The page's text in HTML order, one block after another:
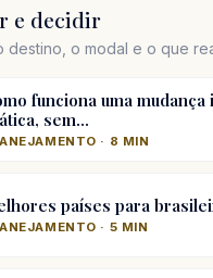
e decidir
destino, o modal e o que
funciona uma
sem…
· 8 MIN
países para
· 5 MIN